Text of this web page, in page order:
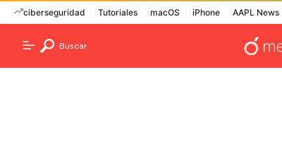
ciberseguridad Tutoriales macOS iPhone AAPL News
Buscar